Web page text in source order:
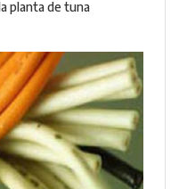
planta de tuna